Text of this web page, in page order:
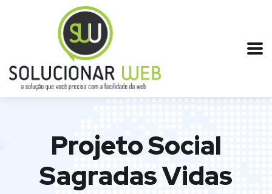
Projeto Social
Sagradas Vidas